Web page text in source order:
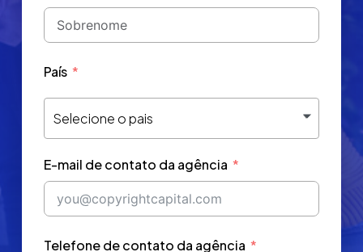
País
Selecione o pais
E-mail de contato da agência
Telefone de contato da agência